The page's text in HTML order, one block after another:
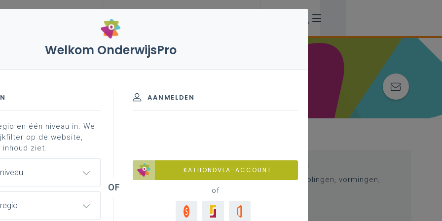
vakken en leerplannen 3de graad
- A-finaliteit
Ondersteuning op de klasvloer
Professionalisering
Overzicht van nascholingen, vormingen,
Welkom OnderwijsPro
AANMELDEN
KATHONDVLA-ACCOUNT
of
en één niveau in. We
op de website,
ziet.